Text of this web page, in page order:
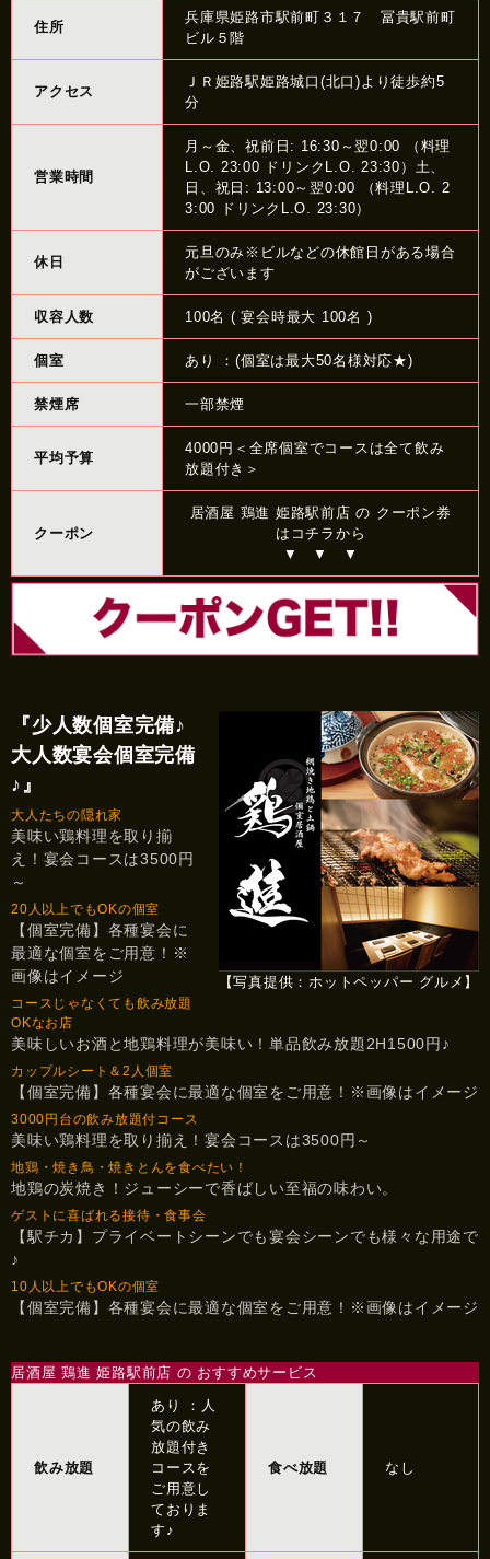
住所
兵庫県姫路市駅前町３１７ 冨貴駅前町
ビル５階
アクセス
ＪＲ姫路駅姫路城口(北口)より徒歩約5
分
営業時間
月～金、祝前日: 16:30～翌0:00 （料理
L.O. 23:00 ドリンクL.O. 23:30）土、
日、祝日: 13:00～翌0:00 （料理L.O. 2
3:00 ドリンクL.O. 23:30）
休日
元旦のみ※ビルなどの休館日がある場合
がございます
収容人数 100名 ( 宴会時最大 100名 )
個室 あり ：(個室は最大50名様対応★)
禁煙席 一部禁煙
平均予算
4000円＜全席個室でコースは全て飲み
放題付き＞
クーポン
居酒屋 鶏進 姫路駅前店 の クーポン券
はコチラから
▼ ▼ ▼
【写真提供：ホットペッパー グルメ】
『少人数個室完備♪
大人数宴会個室完備
♪』
大人たちの隠れ家
美味い鶏料理を取り揃
え！宴会コースは3500円
～
20人以上でもOKの個室
【個室完備】各種宴会に
最適な個室をご用意！※
画像はイメージ
コースじゃなくても飲み放題
OKなお店
美味しいお酒と地鶏料理が美味い！単品飲み放題2H1500円♪
カップルシート＆2人個室
【個室完備】各種宴会に最適な個室をご用意！※画像はイメージ
3000円台の飲み放題付コース
美味い鶏料理を取り揃え！宴会コースは3500円～
地鶏・焼き鳥・焼きとんを食べたい！
地鶏の炭焼き！ジューシーで香ばしい至福の味わい。
ゲストに喜ばれる接待・食事会
【駅チカ】プライベートシーンでも宴会シーンでも様々な用途で
♪
10人以上でもOKの個室
【個室完備】各種宴会に最適な個室をご用意！※画像はイメージ
居酒屋 鶏進 姫路駅前店 の おすすめサービス
飲み放題
あり ：人
気の飲み
放題付き
コースを
ご用意し
ておりま
す♪
食べ放題 なし